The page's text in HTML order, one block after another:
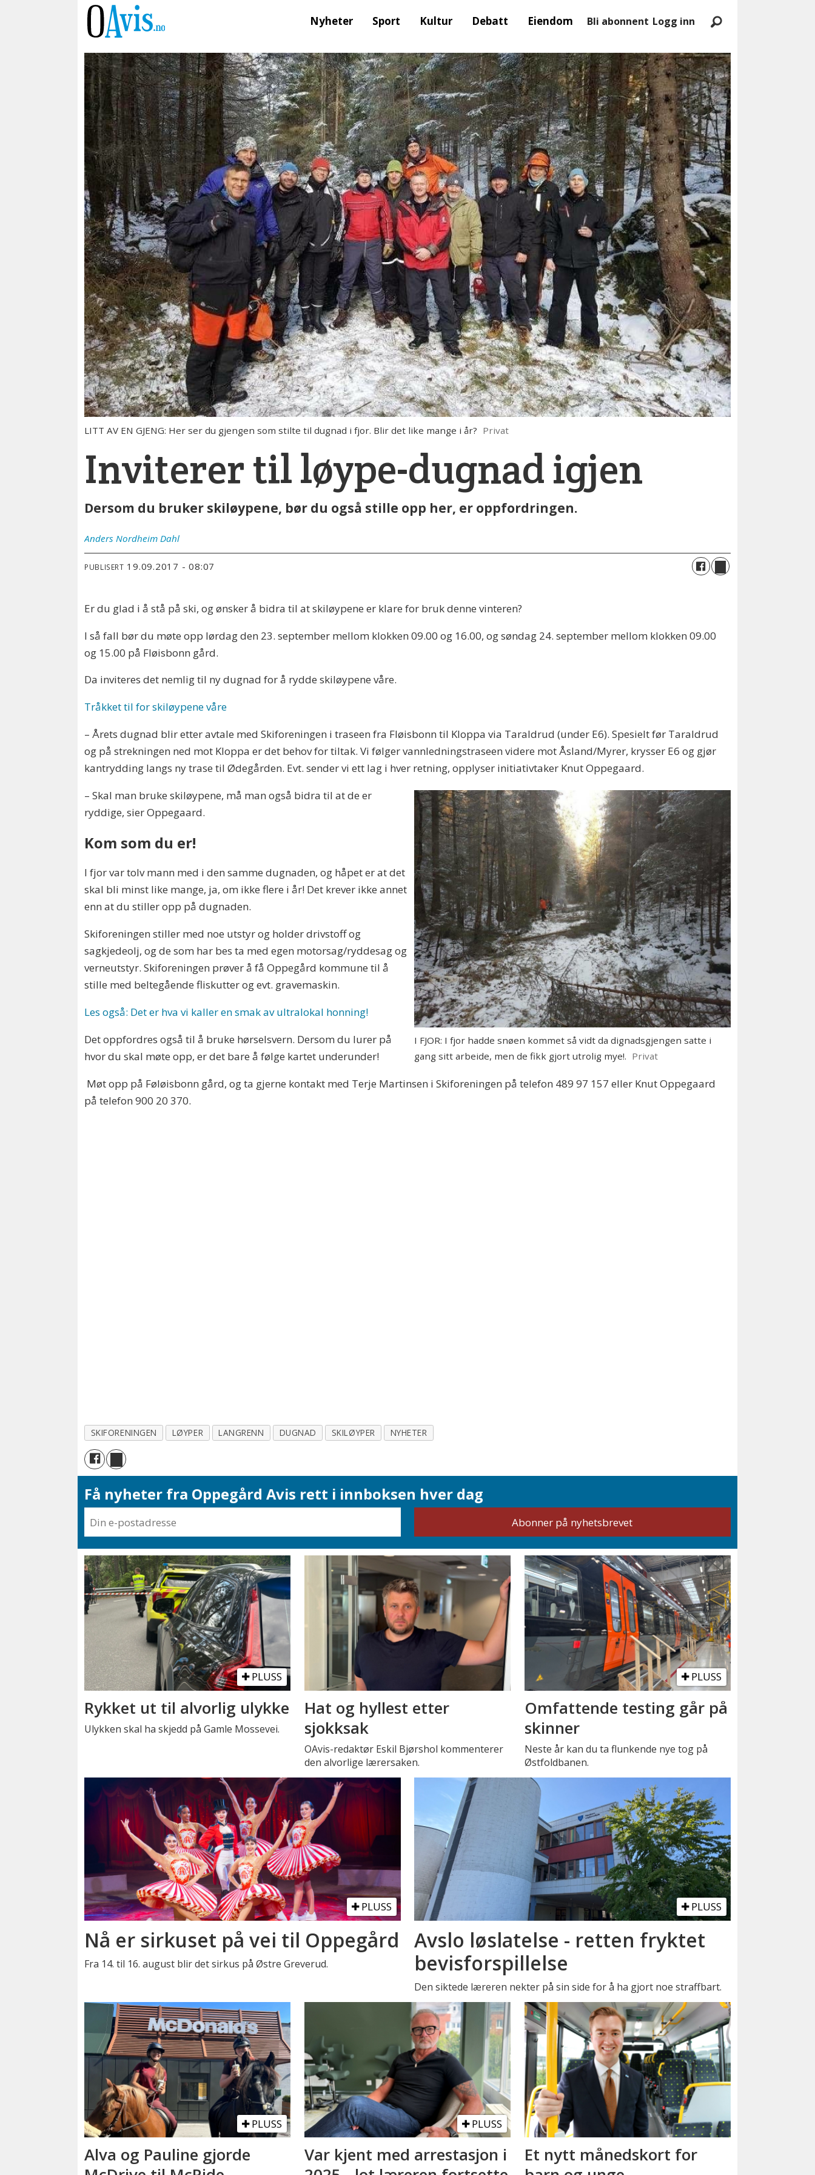
Nyheter Sport Kultur Debatt Eiendom Bli abonnent Logg inn
LITT AV EN GJENG: Her ser du gjengen som stilte til dugnad i fjor. Blir det like mange i år? Privat
Inviterer til løype-dugnad igjen
Dersom du bruker skiløypene, bør du også stille opp her, er oppfordringen.
Anders Nordheim Dahl
PUBLISERT 19.09.2017 - 08:07
Er du glad i å stå på ski, og ønsker å bidra til at skiløypene er klare for bruk denne vinteren?
I så fall bør du møte opp lørdag den 23. september mellom klokken 09.00 og 16.00, og søndag 24. september mellom klokken 09.00
og 15.00 på Fløisbonn gård.
Da inviteres det nemlig til ny dugnad for å rydde skiløypene våre.
Tråkket til for skiløypene våre
– Årets dugnad blir etter avtale med Skiforeningen i traseen fra Fløisbonn til Kloppa via Taraldrud (under E6). Spesielt før Taraldrud
og på strekningen ned mot Kloppa er det behov for tiltak. Vi følger vannledningstraseen videre mot Åsland/Myrer, krysser E6 og gjør
kantrydding langs ny trase til Ødegården. Evt. sender vi ett lag i hver retning, opplyser initiativtaker Knut Oppegaard.
I FJOR: I fjor hadde snøen kommet så vidt da dignadsgjengen satte i
gang sitt arbeide, men de fikk gjort utrolig mye!. Privat
– Skal man bruke skiløypene, må man også bidra til at de er
ryddige, sier Oppegaard.
Kom som du er!
I fjor var tolv mann med i den samme dugnaden, og håpet er at det
skal bli minst like mange, ja, om ikke flere i år! Det krever ikke annet
enn at du stiller opp på dugnaden.
Skiforeningen stiller med noe utstyr og holder drivstoff og
sagkjedeolj, og de som har bes ta med egen motorsag/ryddesag og
verneutstyr. Skiforeningen prøver å få Oppegård kommune til å
stille med beltegående fliskutter og evt. gravemaskin.
Les også: Det er hva vi kaller en smak av ultralokal honning!
Det oppfordres også til å bruke hørselsvern. Dersom du lurer på
hvor du skal møte opp, er det bare å følge kartet underunder!
Møt opp på Føløisbonn gård, og ta gjerne kontakt med Terje Martinsen i Skiforeningen på telefon 489 97 157 eller Knut Oppegaard
på telefon 900 20 370.
SKIFORENINGEN LØYPER LANGRENN DUGNAD SKILØYPER NYHETER
Få nyheter fra Oppegård Avis rett i innboksen hver dag
PLUSS
Rykket ut til alvorlig ulykke
Ulykken skal ha skjedd på Gamle Mossevei.
Hat og hyllest etter
sjokksak
OAvis-redaktør Eskil Bjørshol kommenterer
den alvorlige lærersaken.
PLUSS
Omfattende testing går på
skinner
Neste år kan du ta flunkende nye tog på
Østfoldbanen.
PLUSS
Nå er sirkuset på vei til Oppegård
Fra 14. til 16. august blir det sirkus på Østre Greverud.
PLUSS
Avslo løslatelse - retten fryktet
bevisforspillelse
Den siktede læreren nekter på sin side for å ha gjort noe straffbart.
PLUSS
Alva og Pauline gjorde
PLUSS
Var kjent med arrestasjon i
Et nytt månedskort for